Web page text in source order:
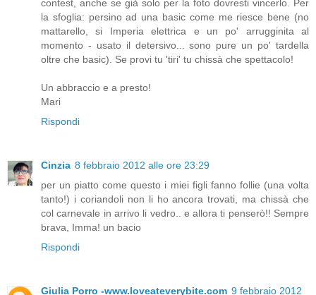
contest, anche se già solo per la foto dovresti vincerlo. Per
la sfoglia: persino ad una basic come me riesce bene (no
mattarello, si Imperia elettrica e un po' arrugginita al
momento - usato il detersivo... sono pure un po' tardella
oltre che basic). Se provi tu 'tiri' tu chissà che spettacolo!
Un abbraccio e a presto!
Mari
Rispondi
Cinzia 8 febbraio 2012 alle ore 23:29
per un piatto come questo i miei figli fanno follie (una volta
tanto!) i coriandoli non li ho ancora trovati, ma chissà che
col carnevale in arrivo li vedro.. e allora ti penserò!! Sempre
brava, Imma! un bacio
Rispondi
Giulia Porro -www.loveateverybite.com 9 febbraio 2012